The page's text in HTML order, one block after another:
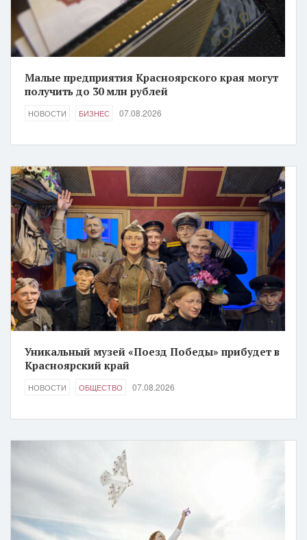
Малые предприятия Красноярского края могут
получить до 30 млн рублей
НОВОСТИ БИЗНЕС 07.08.2026
Уникальный музей «Поезд Победы» прибудет в
Красноярский край
НОВОСТИ ОБЩЕСТВО 07.08.2026